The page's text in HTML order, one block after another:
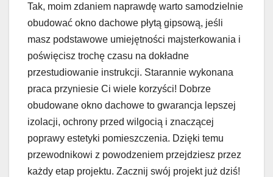
Tak, moim zdaniem naprawdę warto samodzielnie
obudować okno dachowe płytą gipsową, jeśli
masz podstawowe umiejętności majsterkowania i
poświęcisz trochę czasu na dokładne
przestudiowanie instrukcji. Starannie wykonana
praca przyniesie Ci wiele korzyści! Dobrze
obudowane okno dachowe to gwarancja lepszej
izolacji, ochrony przed wilgocią i znaczącej
poprawy estetyki pomieszczenia. Dzięki temu
przewodnikowi z powodzeniem przejdziesz przez
każdy etap projektu. Zacznij swój projekt już dziś!